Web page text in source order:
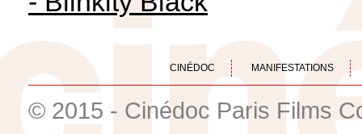
CINÉDOC MANIFESTATIONS
© 2015 - Cinédoc Paris Films